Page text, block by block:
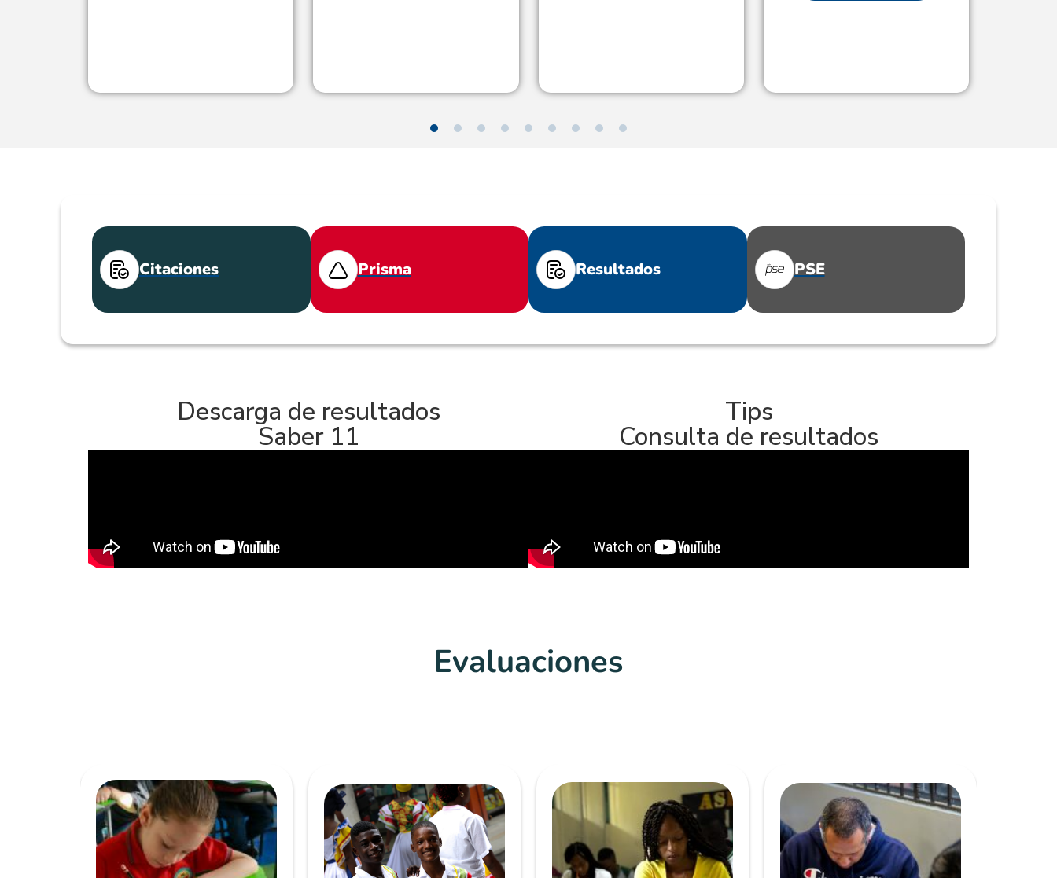
Citaciones Prisma Resultados PSE
Descarga de resultados
Saber 11
Tips
Consulta de resultados
Evaluaciones